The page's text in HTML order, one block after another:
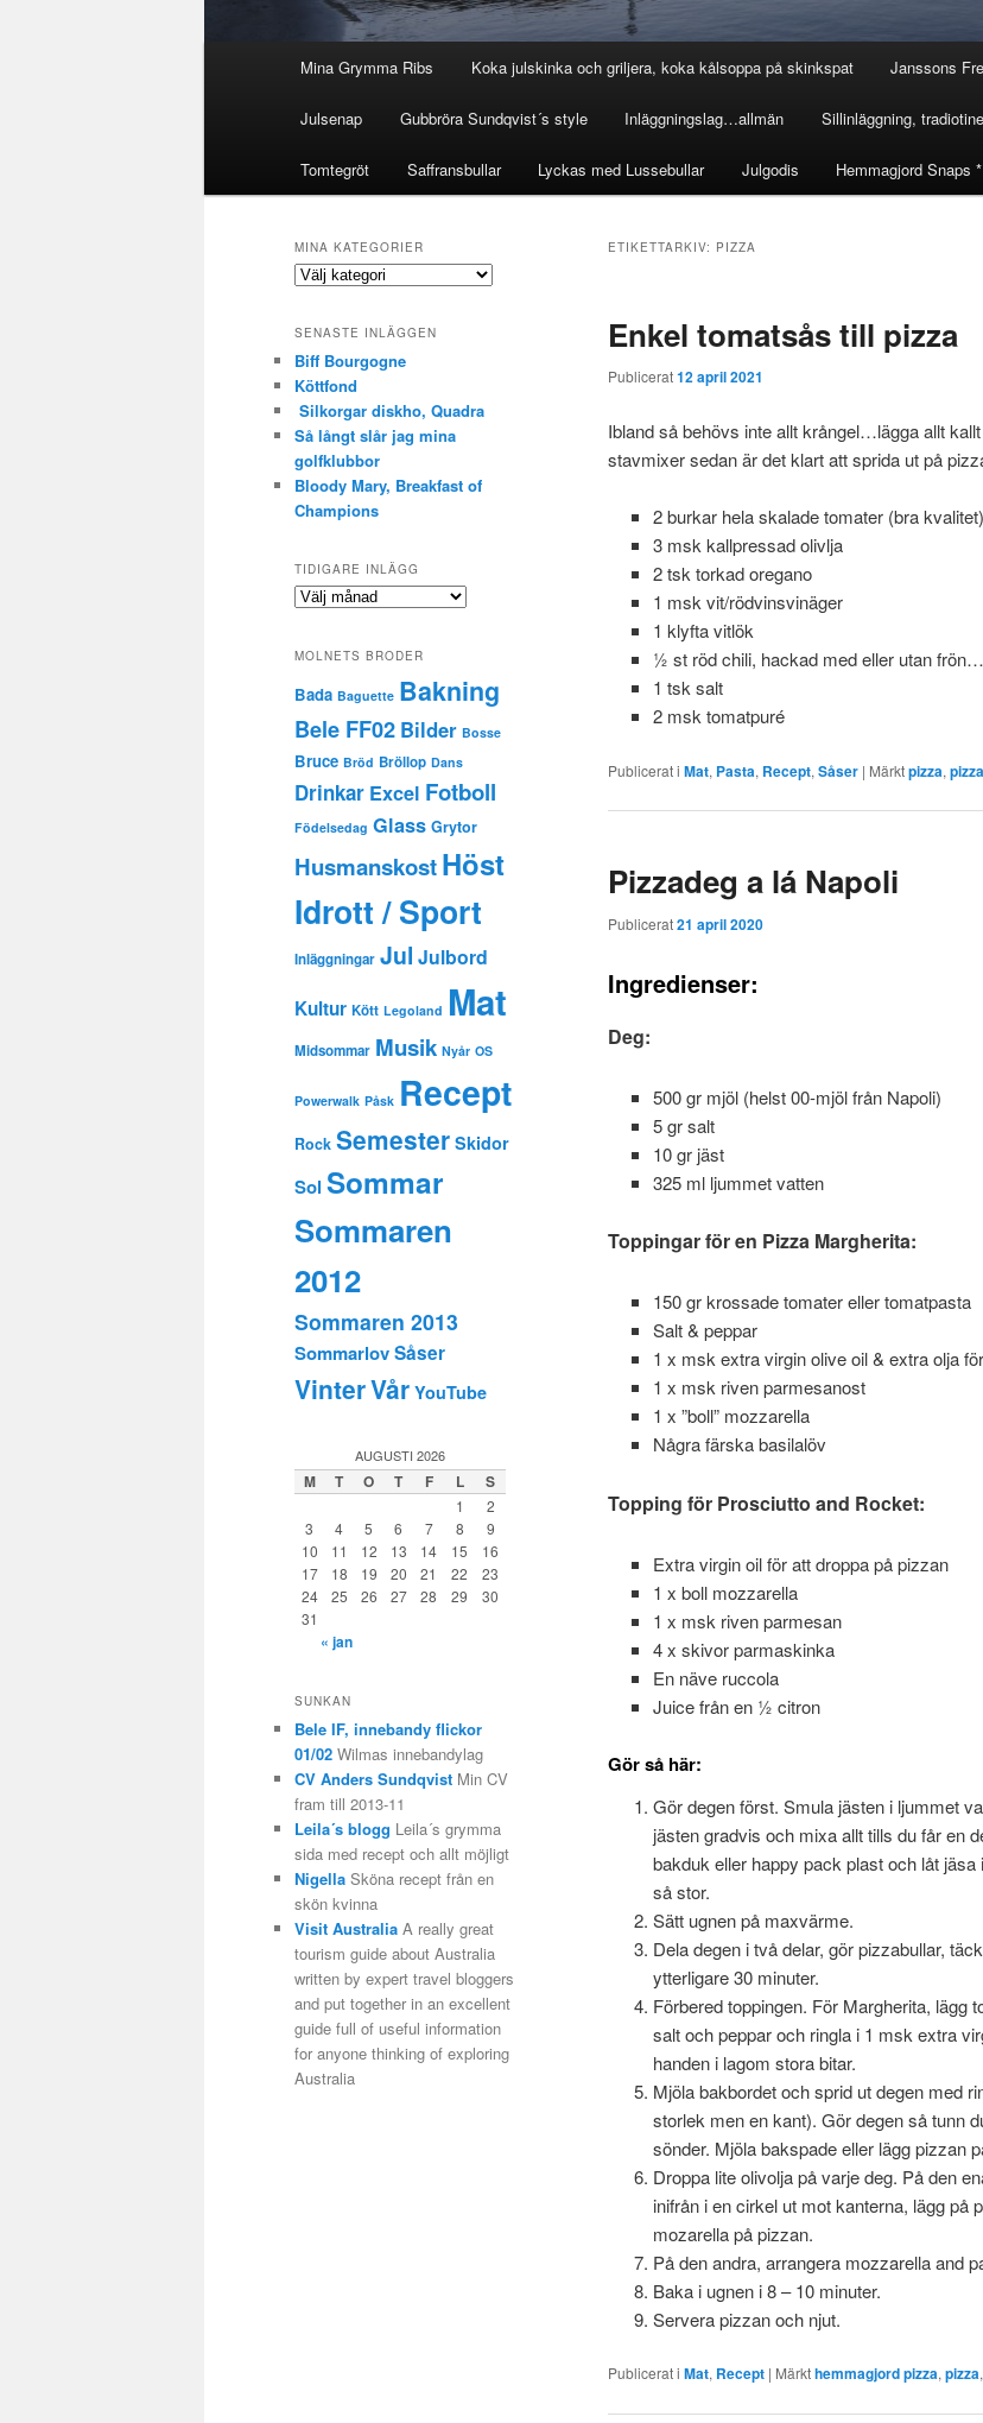
Mina Grymma Ribs Koka julskinka och griljera, koka kålsoppa på skinkspat Janssons
Julsenap Gubbröra Sundqvist´s style Inläggningslag…allmän Sillinläggning,
Tomtegröt Saffransbullar Lyckas med Lussebullar Julgodis Hemmagjord Snaps
ETIKETTARKIV: PIZZA
Enkel tomatsås till pizza
Publicerat12 april 2021
Ibland så behövs inte allt krångel…lägga allt
stavmixer sedan är det klart att sprida ut på
2 burkar hela skalade tomater (bra kvalitet)
3 msk kallpressad olivlja
2 tsk torkad oregano
1 msk vit/rödvinsvinäger
1 klyfta vitlök
½ st röd chili, hackad med eller utan
1 tsk salt
2 msk tomatpuré
Publicerat i Mat, Pasta, Recept, Såser | Märktpizza,
Pizzadeg a lá Napoli
Publicerat21 april 2020
Ingredienser:
Deg:
500 gr mjöl (helst 00-mjöl från Napoli)
5 gr salt
10 gr jäst
325 ml ljummet vatten
Toppingar för en Pizza Margherita:
150 gr krossade tomater eller tomatpasta
Salt & peppar
1 x msk extra virgin olive oil & extra olja
1 x msk riven parmesanost
1 x ”boll” mozzarella
Några färska basilalöv
Topping för Prosciutto and Rocket:
Extra virgin oil för att droppa på pizzan
1 x boll mozzarella
1 x msk riven parmesan
4 x skivor parmaskinka
En näve ruccola
Juice från en ½ citron
Gör så här:
Gör degen först. Smula jästen i ljummet
jästen gradvis och mixa allt tills du får en
bakduk eller happy pack plast och låt
så stor.
Sätt ugnen på maxvärme.
Dela degen i två delar, gör pizzabullar,
ytterligare 30 minuter.
Förbered toppingen. För Margherita, lägg
salt och peppar och ringla i 1 msk extra
handen i lagom stora bitar.
Mjöla bakbordet och sprid ut degen med
storlek men en kant). Gör degen så tunn
sönder. Mjöla bakspade eller lägg pizzan
Droppa lite olivolja på varje deg. På den
inifrån i en cirkel ut mot kanterna, lägg på
mozarella på pizzan.
På den andra, arrangera mozzarella and
Baka i ugnen i 8 – 10 minuter.
Servera pizzan och njut.
Publicerat i Mat, Recept | Märkthemmagjord pizza,pizza,
MINA KATEGORIER
Mina
SENASTE INLÄGGEN
Biff Bourgogne
Köttfond
Silkorgar diskho, Quadra
Så långt slår jag mina
golfklubbor
Bloody Mary, Breakfast of
Champions
TIDIGARE INLÄGG
Tidigare
MOLNETS BRODER
Bada Baguette Bakning
Bele FF02 Bilder Bosse
Bruce Bröd Bröllop Dans
Drinkar Excel Fotboll
Födelsedag Glass Grytor
HusmanskostHöst
Idrott / Sport
Inläggningar Jul Julbord
Kultur Kött Legoland Mat
Midsommar Musik Nyår OS
Powerwalk Påsk Recept
Rock Semester Skidor
Sol Sommar
Sommaren
2012
Sommaren 2013
SommarlovSåser
VinterVår YouTube
AUGUSTI 2026
M T O T F L S
1
2
3
4 5 6 7 8
9
10
11 12 13 14 15
16
17
18 19 20 21 22
23
24
25 26 27 28 29
30
31
« jan
SUNKAN
Bele IF, innebandy flickor
01/02 Wilmas innebandylag
CV Anders Sundqvist Min CV
fram till 2013-11
Leila´s blogg Leila´s grymma
sida med recept och allt möjligt
Nigella Sköna recept från en
skön kvinna
Visit Australia A really great
tourism guide about Australia
written by expert travel bloggers
and put together in an excellent
guide full of useful information
for anyone thinking of exploring
Australia